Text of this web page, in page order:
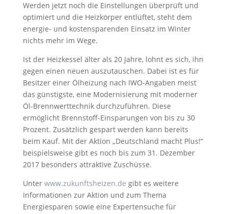
Werden jetzt noch die Einstellungen überprüft und
optimiert und die Heizkörper entlüftet, steht dem
energie- und kostensparenden Einsatz im Winter
nichts mehr im Wege.
Ist der Heizkessel älter als 20 Jahre, lohnt es sich, ihn
gegen einen neuen auszutauschen. Dabei ist es für
Besitzer einer Ölheizung nach IWO-Angaben meist
das günstigste, eine Modernisierung mit moderner
Öl-Brennwerttechnik durchzuführen. Diese
ermöglicht Brennstoff-Einsparungen von bis zu 30
Prozent. Zusätzlich gespart werden kann bereits
beim Kauf. Mit der Aktion „Deutschland macht Plus!“
beispielsweise gibt es noch bis zum 31. Dezember
2017 besonders attraktive Zuschüsse.
Unter www.zukunftsheizen.de gibt es weitere
Informationen zur Aktion und zum Thema
Energiesparen sowie eine Expertensuche für